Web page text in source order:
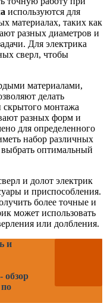
используются для
материалах, таких как
разных диаметров и
Для электрика
сверл, чтобы
материалами,
делать
скрытого монтажа
разных форм и
для определенного
набор различных
выбрать оптимальный
и долот электрик
и приспособления.
более точные и
может использовать
или долбления.
и
обзор